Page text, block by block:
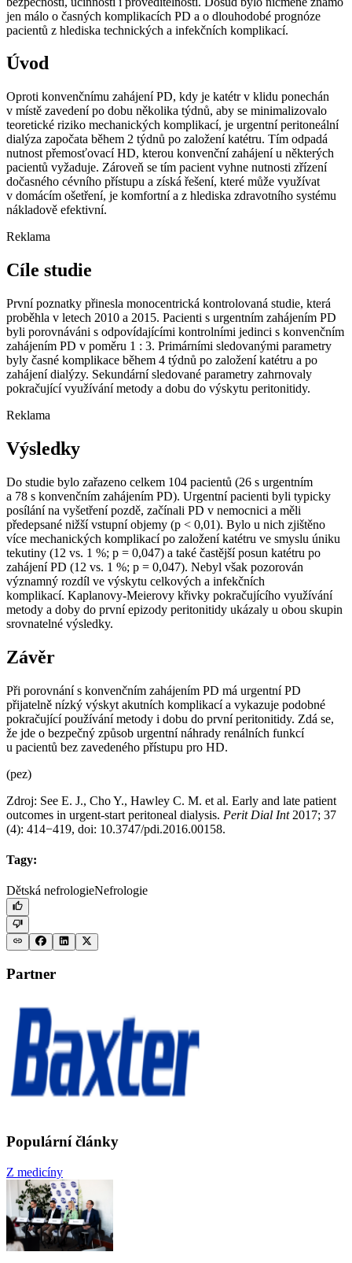
jen málo o časných komplikacích PD a o dlouhodobé prognóze
pacientů z hlediska technických a infekčních komplikací.
Úvod
Oproti konvenčnímu zahájení PD, kdy je katétr v klidu ponechán
v místě zavedení po dobu několika týdnů, aby se minimalizovalo
teoretické riziko mechanických komplikací, je urgentní peritoneální
dialýza započata během 2 týdnů po založení katétru. Tím odpadá
nutnost přemosťovací HD, kterou konvenční zahájení u některých
pacientů vyžaduje. Zároveň se tím pacient vyhne nutnosti zřízení
dočasného cévního přístupu a získá řešení, které může využívat
v domácím ošetření, je komfortní a z hlediska zdravotního systému
nákladově efektivní.
Reklama
Cíle studie
První poznatky přinesla monocentrická kontrolovaná studie, která
proběhla v letech 2010 a 2015. Pacienti s urgentním zahájením PD
byli porovnáváni s odpovídajícími kontrolními jedinci s konvenčním
zahájením PD v poměru 1 : 3. Primárními sledovanými parametry
byly časné komplikace během 4 týdnů po založení katétru a po
zahájení dialýzy. Sekundární sledované parametry zahrnovaly
pokračující využívání metody a dobu do výskytu peritonitidy.
Reklama
Výsledky
Do studie bylo zařazeno celkem 104 pacientů (26 s urgentním
a 78 s konvenčním zahájením PD). Urgentní pacienti byli typicky
posílání na vyšetření pozdě, začínali PD v nemocnici a měli
předepsané nižší vstupní objemy (p < 0,01). Bylo u nich zjištěno
více mechanických komplikací po založení katétru ve smyslu úniku
tekutiny (12 vs. 1 %; p = 0,047) a také častější posun katétru po
zahájení PD (12 vs. 1 %; p = 0,047). Nebyl však pozorován
významný rozdíl ve výskytu celkových a infekčních
komplikací. Kaplanovy-Meierovy křivky pokračujícího využívání
metody a doby do první epizody peritonitidy ukázaly u obou skupin
srovnatelné výsledky.
Závěr
Při porovnání s konvenčním zahájením PD má urgentní PD
přijatelně nízký výskyt akutních komplikací a vykazuje podobné
pokračující používání metody i dobu do první peritonitidy. Zdá se,
že jde o bezpečný způsob urgentní náhrady renálních funkcí
u pacientů bez zavedeného přístupu pro HD.
(pez)
Zdroj: See E. J., Cho Y., Hawley C. M. et al. Early and late patient
outcomes in urgent-start peritoneal dialysis. Perit Dial Int2017; 37
(4): 414−419, doi: 10.3747/pdi.2016.00158.
Tagy:
Dětská nefrologieNefrologie
Partner
Populární články
Z medicíny